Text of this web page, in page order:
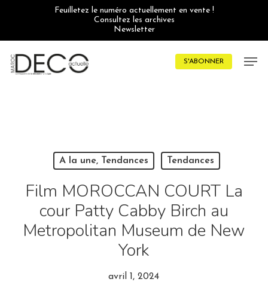
Feuilletez le numéro actuellement en vente !
Consultez les archives
Newsletter
S'ABONNER
A la une, Tendances Tendances
Film MOROCCAN COURT La
cour Patty Cabby Birch au
Metropolitan Museum de New
York
avril 1, 2024